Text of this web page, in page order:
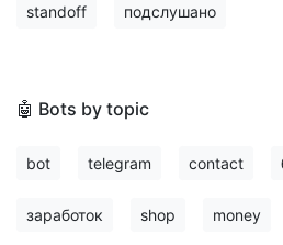
standoff подслушано
🤖 Bots by topic
bot telegram contact
заработок shop money